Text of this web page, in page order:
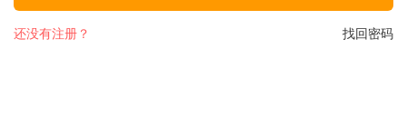
找回密码
还没有注册？